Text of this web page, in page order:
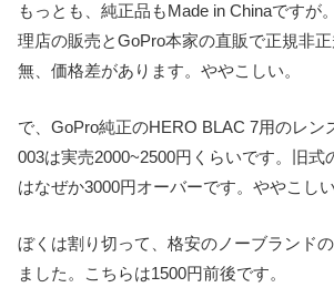
もっとも、純正品もMade in Chinaですが
理店の販売とGoPro本家の直販で正規非
無、価格差があります。ややこしい。
で、GoPro純正のHERO BLAC 7用のレン
003は実売2000~2500円くらいです。旧式
はなぜか3000円オーバーです。ややこしい
ぼくは割り切って、格安のノーブランド
ました。こちらは1500円前後です。